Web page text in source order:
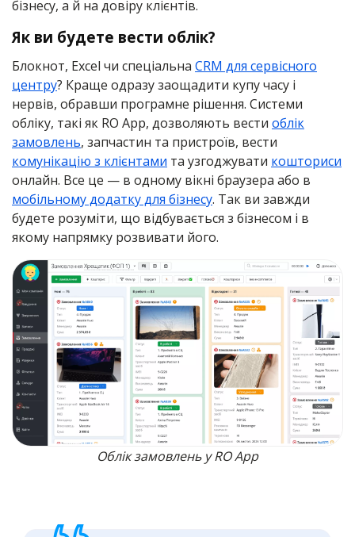
бізнесу, а й на довіру клієнтів.
Як ви будете вести облік?
Блокнот, Excel чи спеціальна CRM для сервісного
центру? Краще одразу заощадити купу часу і
нервів, обравши програмне рішення. Системи
обліку, такі як RO App, дозволяють вести облік
замовлень, запчастин та пристроїв, вести
комунікацію з клієнтами та узгоджувати кошториси
онлайн. Все це — в одному вікні браузера або в
мобільному додатку для бізнесу. Так ви завжди
будете розуміти, що відбувається з бізнесом і в
якому напрямку розвивати його.
Облік замовлень у RO App